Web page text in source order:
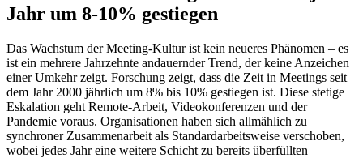
Jahr um 8-10% gestiegen
Das Wachstum der Meeting-Kultur ist kein neueres Phänomen – es
ist ein mehrere Jahrzehnte andauernder Trend, der keine Anzeichen
einer Umkehr zeigt. Forschung zeigt, dass die Zeit in Meetings seit
dem Jahr 2000 jährlich um 8% bis 10% gestiegen ist. Diese stetige
Eskalation geht Remote-Arbeit, Videokonferenzen und der
Pandemie voraus. Organisationen haben sich allmählich zu
synchroner Zusammenarbeit als Standardarbeitsweise verschoben,
wobei jedes Jahr eine weitere Schicht zu bereits überfüllten